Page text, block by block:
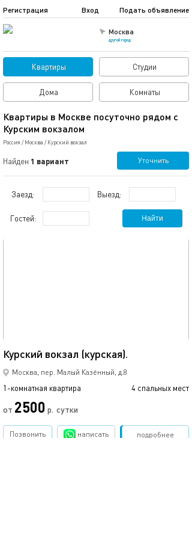
Москва
другой город
Подать объявление
Регистрация Вход
Квартиры Студии
Дома Комнаты
Квартиры в Москве посуточно рядом с
Курским вокзалом
Россия / Москва / Курский вокзал
Найден 1 вариант Уточнить
Заезд: Выезд:
Гостей: Найти
Курский вокзал (курская).
Москва, пер. Малый Казённый, д.8
1-комнатная квартира 4 спальных мест
от 2500 р. сутки
подробнее
Позвонить написать Забронировать